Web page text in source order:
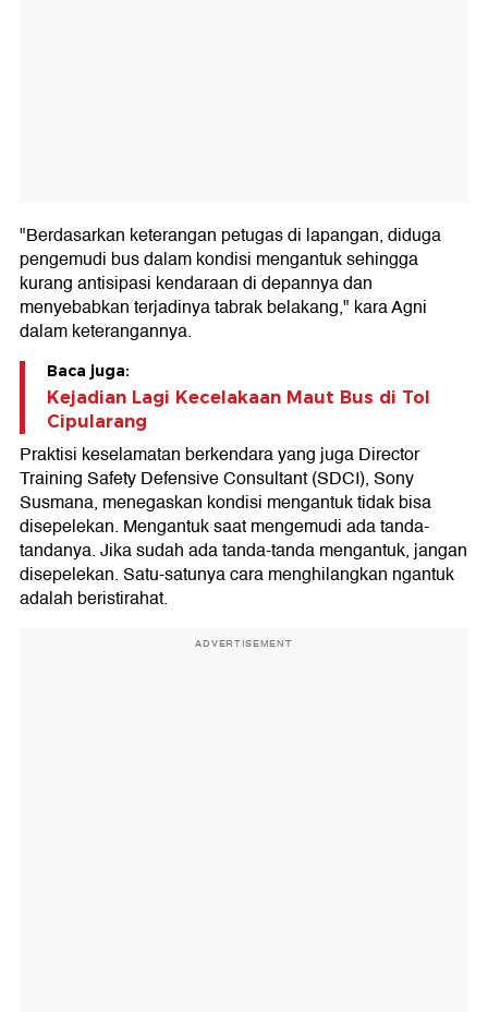
"Berdasarkan keterangan petugas di lapangan, diduga
pengemudi bus dalam kondisi mengantuk sehingga
kurang antisipasi kendaraan di depannya dan
menyebabkan terjadinya tabrak belakang," kara Agni
dalam keterangannya.
Baca juga:
Kejadian Lagi Kecelakaan Maut Bus di Tol
Cipularang
Praktisi keselamatan berkendara yang juga Director
Training Safety Defensive Consultant (SDCI), Sony
Susmana, menegaskan kondisi mengantuk tidak bisa
disepelekan. Mengantuk saat mengemudi ada tanda-
tandanya. Jika sudah ada tanda-tanda mengantuk, jangan
disepelekan. Satu-satunya cara menghilangkan ngantuk
adalah beristirahat.
ADVERTISEMENT